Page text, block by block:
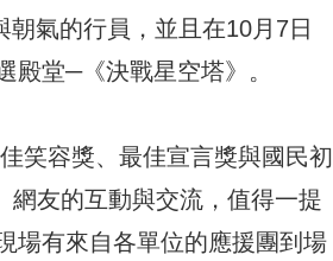
氣的行員，並且在10月7日
殿堂─《決戰星空塔》。
笑容獎、最佳宣言獎與國民初
網友的互動與交流，值得一提
場有來自各單位的應援團到場